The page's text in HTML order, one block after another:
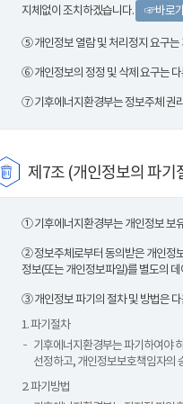
지체없이 조치하겠습니다.
☞바로
⑤ 개인정보 열람 및 처리정지 요구는
⑥ 개인정보의 정정 및 삭제 요구는
⑦ 기후에너지환경부는 정보주체 권
제7조 (개인정보의 파기
① 기후에너지환경부는 개인정보 보
② 정보주체로부터 동의받은 개인정
정보(또는 개인정보파일)를 별도의
③ 개인정보 파기의 절차 및 방법은
1. 파기절차
기후에너지환경부는 파기하여야
선정하고, 개인정보보호책임자의
2. 파기방법